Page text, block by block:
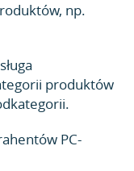
np.
produktów
PC-